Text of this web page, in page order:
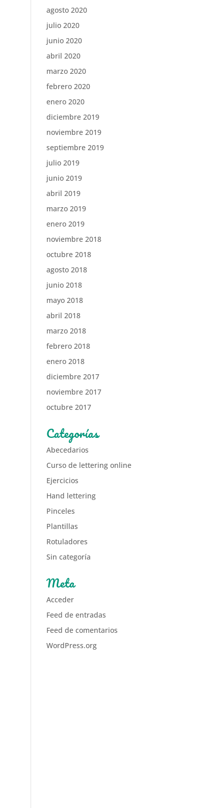
agosto 2020
julio 2020
junio 2020
abril 2020
marzo 2020
febrero 2020
enero 2020
diciembre 2019
noviembre 2019
septiembre 2019
julio 2019
junio 2019
abril 2019
marzo 2019
enero 2019
noviembre 2018
octubre 2018
agosto 2018
junio 2018
mayo 2018
abril 2018
marzo 2018
febrero 2018
enero 2018
diciembre 2017
noviembre 2017
octubre 2017
Categorías
Abecedarios
Curso de lettering online
Ejercicios
Hand lettering
Pinceles
Plantillas
Rotuladores
Sin categoría
Meta
Acceder
Feed de entradas
Feed de comentarios
WordPress.org